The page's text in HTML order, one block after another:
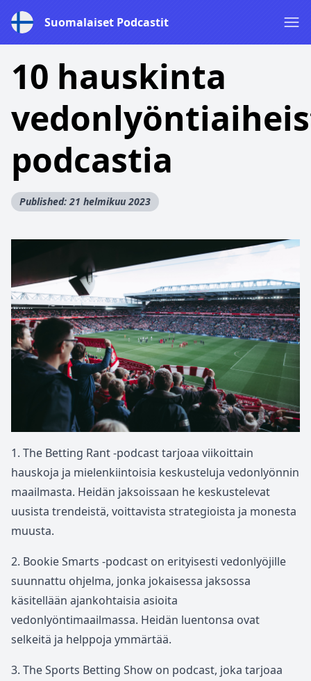
Suomalaiset Podcastit
10 hauskinta
podcastia
Published: 21 helmikuu 2023
1. The Betting Rant -podcast tarjoaa viikoittain
hauskoja ja mielenkiintoisia keskusteluja vedonlyönnin
maailmasta. Heidän jaksoissaan he keskustelevat
uusista trendeistä, voittavista strategioista ja monesta
muusta.
2. Bookie Smarts -podcast on erityisesti vedonlyöjille
suunnattu ohjelma, jonka jokaisessa jaksossa
käsitellään ajankohtaisia asioita
vedonlyöntimaailmassa. Heidän luentonsa ovat
selkeitä ja helppoja ymmärtää.
3. The Sports Betting Show on podcast, joka tarjoaa